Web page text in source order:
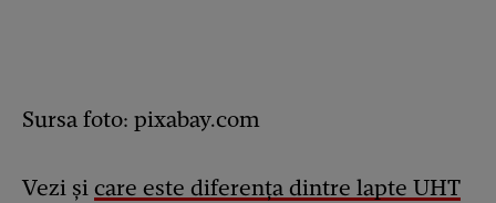
Sursa foto: pixabay.com
Vezi şi care este diferența dintre lapte UHT